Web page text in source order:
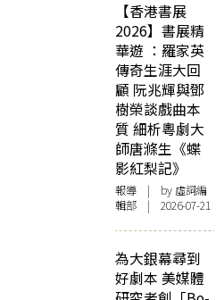
【香港書展
2026】書展精
華遊 ：羅家英
傳奇生涯大回
顧 阮兆輝與鄧
樹榮談戲曲本
質 細析粵劇大
師唐滌生《蝶
影紅梨記》
報導 | by 虛詞編
輯部 | 2026-07-21
為大銀幕尋到
好劇本 美媒體